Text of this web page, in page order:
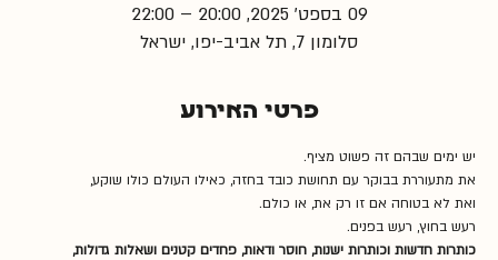
09 בספט׳ 2025, 20:00 – 22:00
סלומון 7, תל אביב-יפו, ישראל
פרטי האירוע
יש ימים שבהם זה פשוט מציף.
את מתעוררת בבוקר עם תחושת כובד בחזה, כאילו העולם כולו שוקע,
ואת לא בטוחה אם זו רק את, או כולם.
רעש בחוץ, רעש בפנים.
כותרות חדשות וכותרות ישנות, חוסר ודאות, פחדים קטנים ושאלות גדולות,